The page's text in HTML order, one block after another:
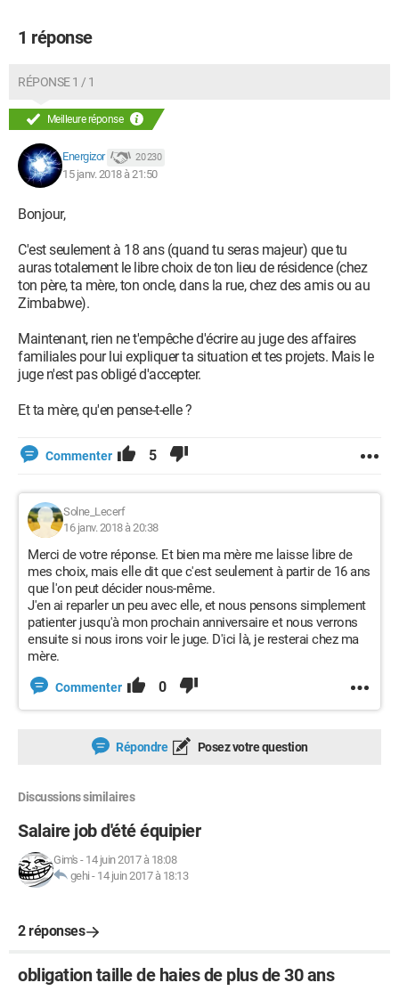
1 réponse
RÉPONSE 1 / 1
Meilleure réponse
Energizor 20 230
15 janv. 2018 à 21:50
Bonjour,
C'est seulement à 18 ans (quand tu seras majeur) que tu
auras totalement le libre choix de ton lieu de résidence (chez
ton père, ta mère, ton oncle, dans la rue, chez des amis ou au
Zimbabwe).
Maintenant, rien ne t'empêche d'écrire au juge des affaires
familiales pour lui expliquer ta situation et tes projets. Mais le
juge n'est pas obligé d'accepter.
Et ta mère, qu'en pense-t-elle ?
Commenter 5
Solne_Lecerf
16 janv. 2018 à 20:38
Merci de votre réponse. Et bien ma mère me laisse libre de
mes choix, mais elle dit que c'est seulement à partir de 16 ans
que l'on peut décider nous-même.
J'en ai reparler un peu avec elle, et nous pensons simplement
patienter jusqu'à mon prochain anniversaire et nous verrons
ensuite si nous irons voir le juge. D'ici là, je resterai chez ma
mère.
Commenter 0
Répondre Posez votre question
Discussions similaires
Salaire job d'été équipier
Gim's - 14 juin 2017 à 18:08
gehi - 14 juin 2017 à 18:13
2 réponses
obligation taille de haies de plus de 30 ans